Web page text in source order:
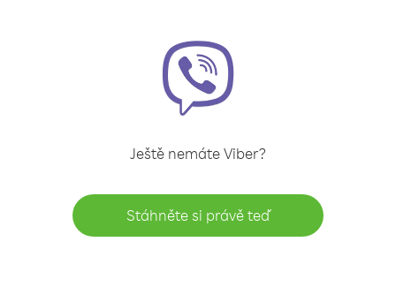
Ještě nemáte Viber?
Stáhněte si právě teď